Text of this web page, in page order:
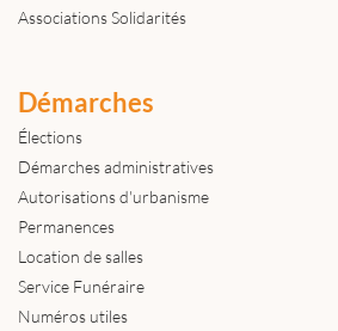
Associations Solidarités
Démarches
Élections
Démarches administratives
Autorisations d'urbanisme
Permanences
Location de salles
Service Funéraire
Numéros utiles